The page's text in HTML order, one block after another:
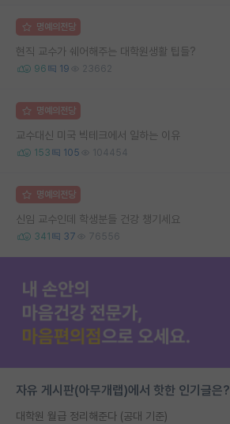
명예의전당
현직 교수가 쉐어해주는 대학원생활 팁들?
96 19 23662
명예의전당
교수대신 미국 빅테크에서 일하는 이유
153 105 104454
명예의전당
신임 교수인데 학생분들 건강 챙기세요
341 37 76556
자유 게시판(아무개랩)에서 핫한 인기글은?
대학원 월급 정리해준다 (공대 기준)